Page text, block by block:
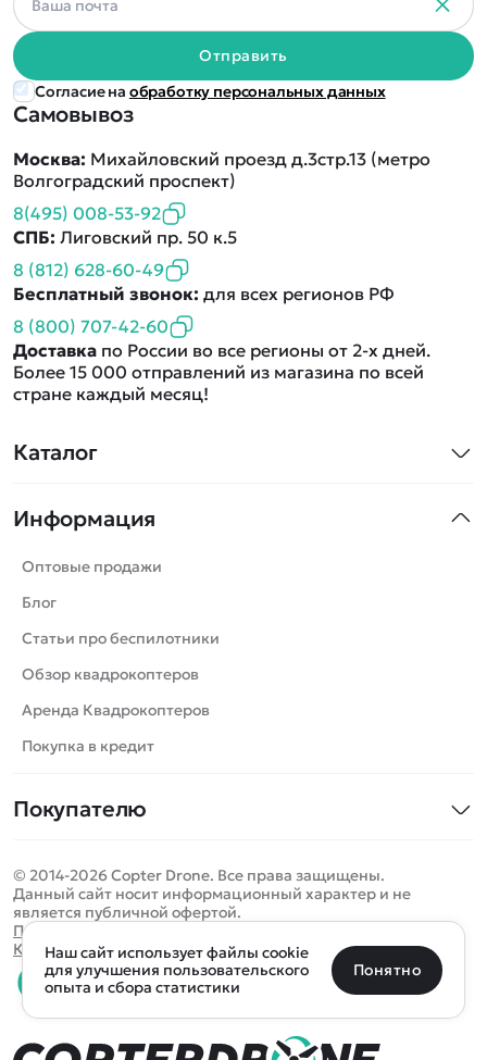
Каталог
Машинки
Танки
Вертолеты
Катера
Роботы
Самолеты
Сборные модели
Спецтехника
Игрушки
Запчасти для моделей
Бренды
Информация
Оптовые продажи
Блог
Статьи про беспилотники
Обзор квадрокоптеров
Аренда Квадрокоптеров
Покупка в кредит
Покупателю
Оплата и доставка
Помощь
Отследить заказ
Оплата на сайте
Самовывоз
Москва: Михайловский проезд д.3стр.13 (метро
Волгоградский проспект)
8(495) 008-53-92
СПБ: Лиговский пр. 50 к.5
8 (812) 628-60-49
Бесплатный звонок: для всех регионов РФ
8 (800) 707-42-60
Доставка по России во все регионы от 2-х дней.
Более 15 000 отправлений из магазина по всей
стране каждый месяц!
Отправить
Согласие на обработку персональных данных
© 2014-2026 Copter Drone. Все права защищены.
Данный сайт носит информационный характер и не
является публичной офертой.
Политика конфиденциальности
Карта сайта
0 товаров Очистить
Определить местоположение
Санкт-Петербург Москва Майкоп Уфа
Все подборки
Наш сайт использует файлы cookie
для улучшения пользовательского
опыта и сбора статистики
Понятно